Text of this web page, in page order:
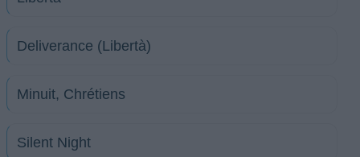
Deliverance (Libertà)
Minuit, Chrétiens
Silent Night